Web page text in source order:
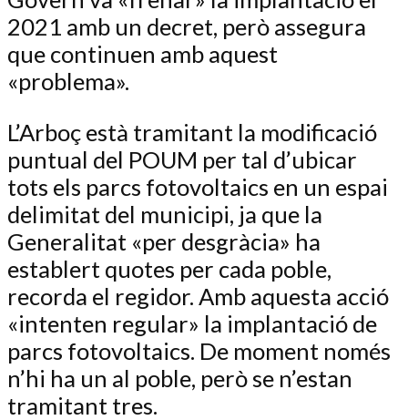
2021 amb un decret, però assegura
que continuen amb aquest
«problema».
L’Arboç està tramitant la modificació
puntual del POUM per tal d’ubicar
tots els parcs fotovoltaics en un espai
delimitat del municipi, ja que la
Generalitat «per desgràcia» ha
establert quotes per cada poble,
recorda el regidor. Amb aquesta acció
«intenten regular» la implantació de
parcs fotovoltaics. De moment només
n’hi ha un al poble, però se n’estan
tramitant tres.